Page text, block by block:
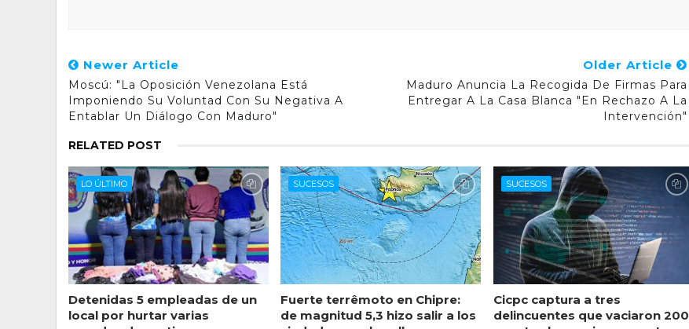
Newer Article
Moscú: "La Oposición Venezolana Está
Imponiendo Su Voluntad Con Su Negativa A
Entablar Un Diálogo Con Maduro"
Older Article
Maduro Anuncia La Recogida De Firmas Para
Entregar A La Casa Blanca "en Rechazo A La
Intervención"
RELATED POST
LO ÚLTIMO
Detenidas 5 empleadas de un
local por hurtar varias
SUCESOS
Fuerte terrêmoto en Chipre:
de magnitud 5,3 hizo salir a los
SUCESOS
Cicpc captura a tres
delincuentes que vaciaron 200